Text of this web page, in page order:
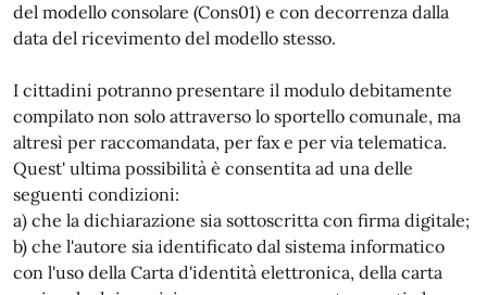
del modello consolare (Cons01) e con decorrenza dalla
data del ricevimento del modello stesso.
I cittadini potranno presentare il modulo debitamente
compilato non solo attraverso lo sportello comunale, ma
altresì per raccomandata, per fax e per via telematica.
Quest' ultima possibilità è consentita ad una delle
seguenti condizioni:
a) che la dichiarazione sia sottoscritta con firma digitale;
b) che l'autore sia identificato dal sistema informatico
con l'uso della Carta d'identità elettronica, della carta